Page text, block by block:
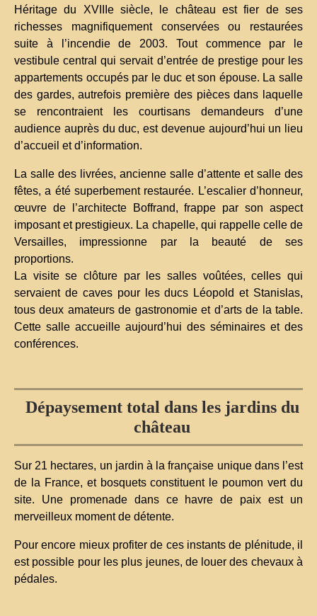
Héritage du XVIIIe siècle, le château est fier de ses
richesses magnifiquement conservées ou restaurées
suite à l’incendie de 2003. Tout commence par le
vestibule central qui servait d’entrée de prestige pour les
appartements occupés par le duc et son épouse. La salle
des gardes, autrefois première des pièces dans laquelle
se rencontraient les courtisans demandeurs d’une
audience auprès du duc, est devenue aujourd’hui un lieu
d’accueil et d’information.
La salle des livrées, ancienne salle d’attente et salle des
fêtes, a été superbement restaurée. L’escalier d’honneur,
œuvre de l’architecte Boffrand, frappe par son aspect
imposant et prestigieux. La chapelle, qui rappelle celle de
Versailles, impressionne par la beauté de ses
proportions.
La visite se clôture par les salles voûtées, celles qui
servaient de caves pour les ducs Léopold et Stanislas,
tous deux amateurs de gastronomie et d’arts de la table.
Cette salle accueille aujourd’hui des séminaires et des
conférences.
Dépaysement total dans les jardins du
château
Sur 21 hectares, un jardin à la française unique dans l’est
de la France, et bosquets constituent le poumon vert du
site. Une promenade dans ce havre de paix est un
merveilleux moment de détente.
Pour encore mieux profiter de ces instants de plénitude, il
est possible pour les plus jeunes, de louer des chevaux à
pédales.